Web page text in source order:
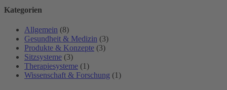
Kategorien
Allgemein (8)
Gesundheit & Medizin (3)
Produkte & Konzepte (3)
Sitzsysteme (3)
Therapiesysteme (1)
Wissenschaft & Forschung (1)